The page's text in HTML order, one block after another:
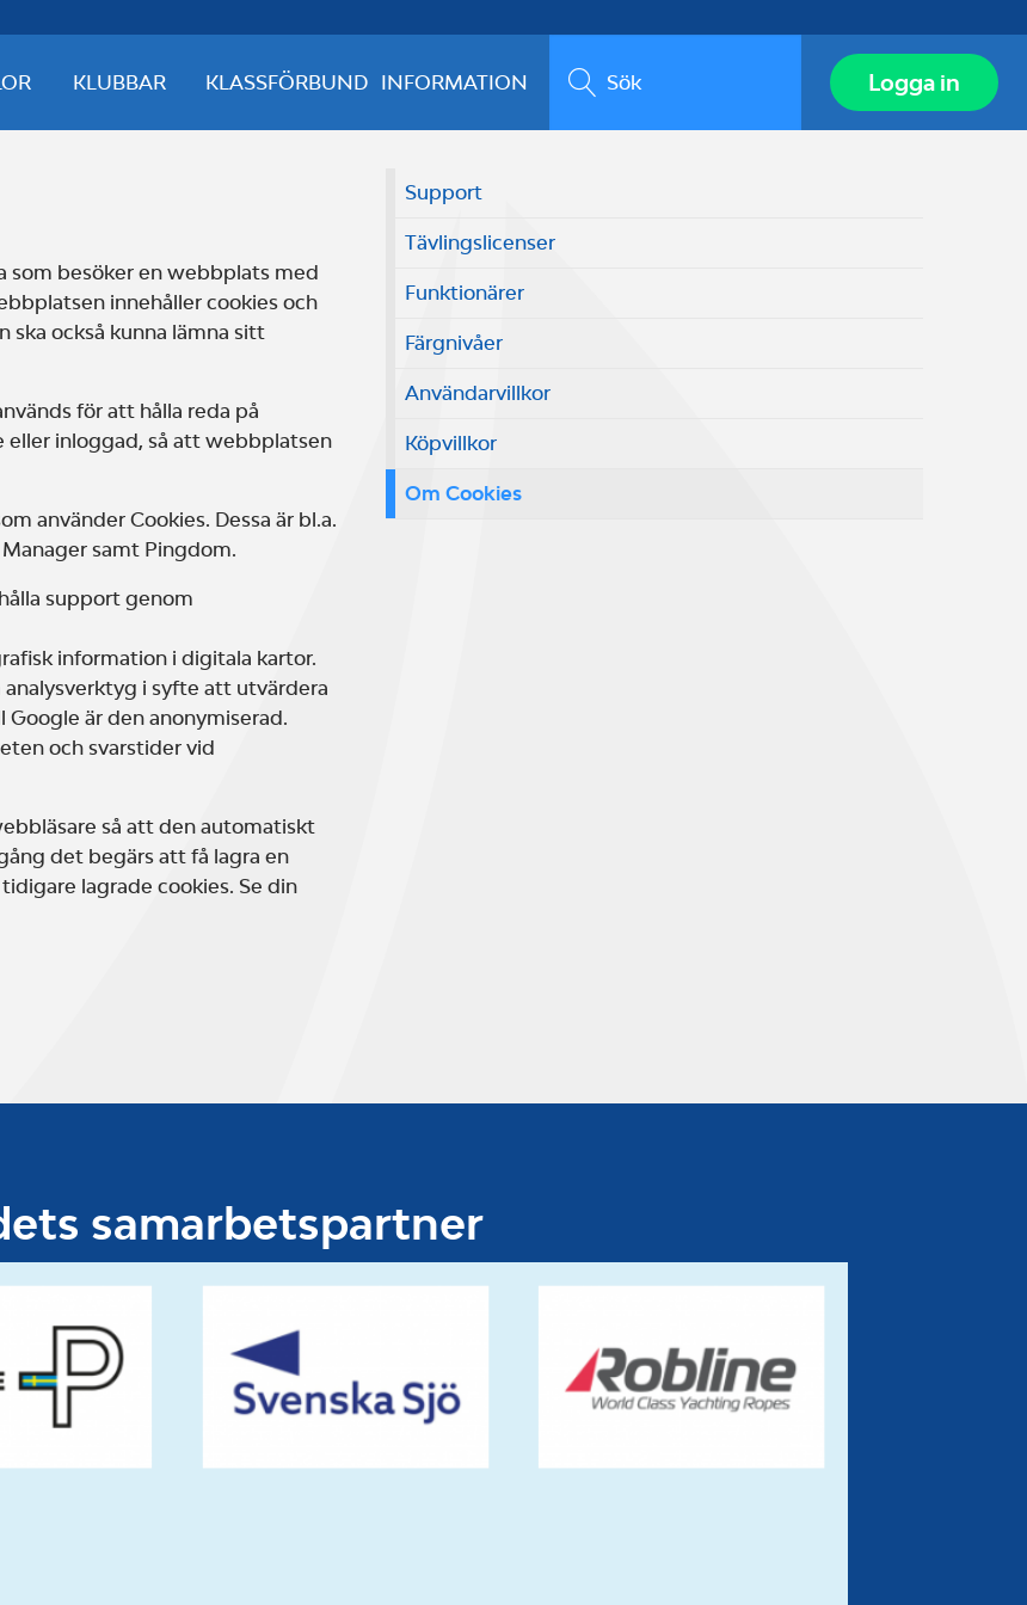
KLUBBAR KLASSFÖRBUND INFORMATION Sök Logga in
som besöker en webbplats med
innehåller cookies och
ska också kunna lämna sitt
för att hålla reda på
eller inloggad, så att webbplatsen
använder Cookies. Dessa är bl.a.
samt Pingdom.
support genom
information i digitala kartor.
analysverktyg i syfte att utvärdera
är den anonymiserad.
och svarstider vid
så att den automatiskt
det begärs att få lagra en
lagrade cookies. Se din
Support
Tävlingslicenser
Funktionärer
Färgnivåer
Användarvillkor
Köpvillkor
Om Cookies
samarbetspartner